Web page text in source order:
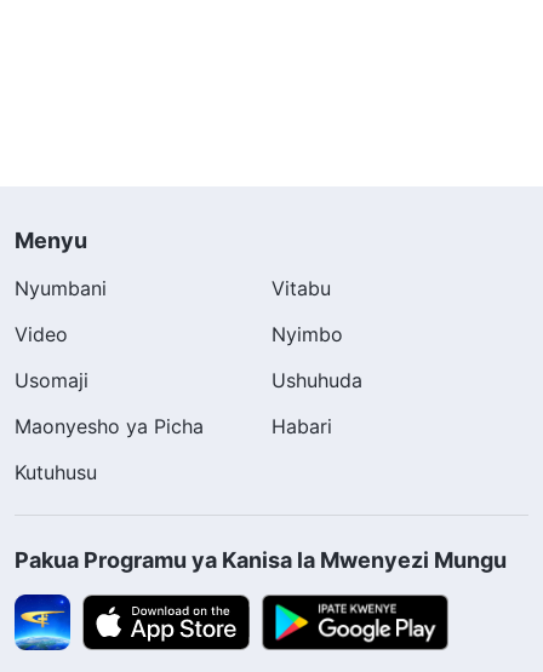
Menyu
Nyumbani
Vitabu
Video
Nyimbo
Usomaji
Ushuhuda
Maonyesho ya Picha
Habari
Kutuhusu
Pakua Programu ya Kanisa la Mwenyezi Mungu